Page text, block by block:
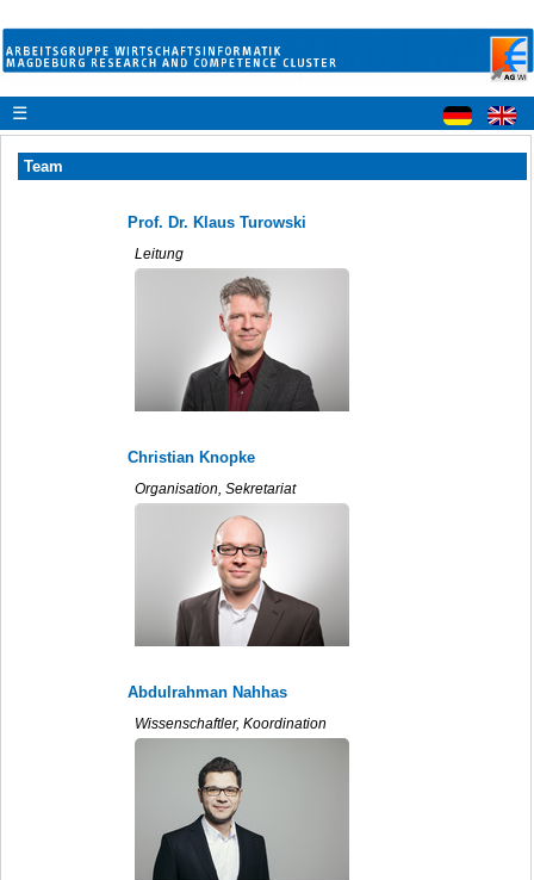
☰
Team
Prof. Dr. Klaus Turowski
Leitung
Christian Knopke
Organisation, Sekretariat
Abdulrahman Nahhas
Wissenschaftler, Koordination